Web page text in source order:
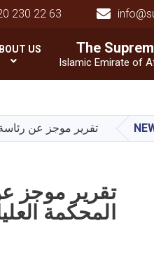
The
Islamic Emirate of
230 22 63
The
US
تقرير موجز عن رئاسة
تقرير موجز
المحكمة العليا